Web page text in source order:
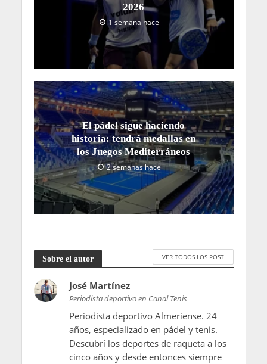
2026
1 semana hace
El pádel sigue haciendo
historia: tendrá medallas en
los Juegos Mediterráneos
2 semanas hace
Sobre el autor VER TODOS LOS POST
José Martínez
Periodista deportivo en Canal Tenis
Periodista deportivo Almeriense. 24
años, especializado en pádel y tenis.
Descubrí los deportes de raqueta a los
cinco años y desde entonces siempre